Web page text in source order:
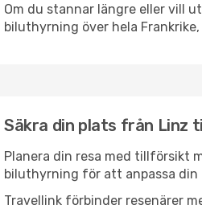
Om du stannar längre eller vill
biluthyrning över hela
Säkra din plats från Linz
Planera din resa med tillförsikt
biluthyrning för att anpassa din
Travellink förbinder resenärer